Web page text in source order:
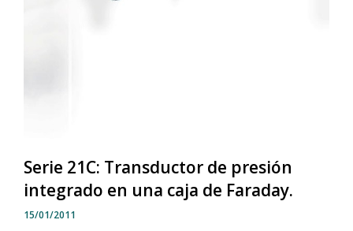
Serie 21C: Transductor de presión
integrado en una caja de Faraday.
15/01/2011